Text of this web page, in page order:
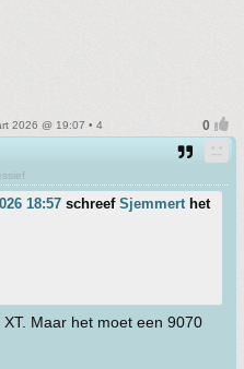
2026 @ 19:07 • 4
18:57 schreef Sjemmerthet
Maar het moet een 9070